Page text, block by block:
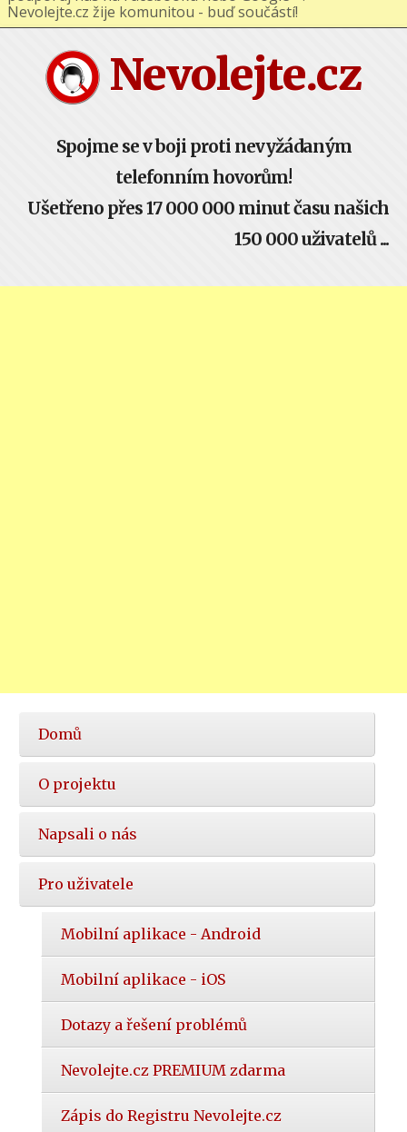
Nevolejte.cz
Spojme se v boji proti nevyžádaným
telefonním hovorům!
Ušetřeno přes 17 000 000 minut času našich
150 000 uživatelů ...
Hlavní
nabídka
Domů
O projektu
Napsali o nás
Pro uživatele
Mobilní aplikace - Android
Mobilní aplikace - iOS
Dotazy a řešení problémů
Nevolejte.cz PREMIUM zdarma
Zápis do Registru Nevolejte.cz
Nevolejte.cz žije komunitou - buď součástí!